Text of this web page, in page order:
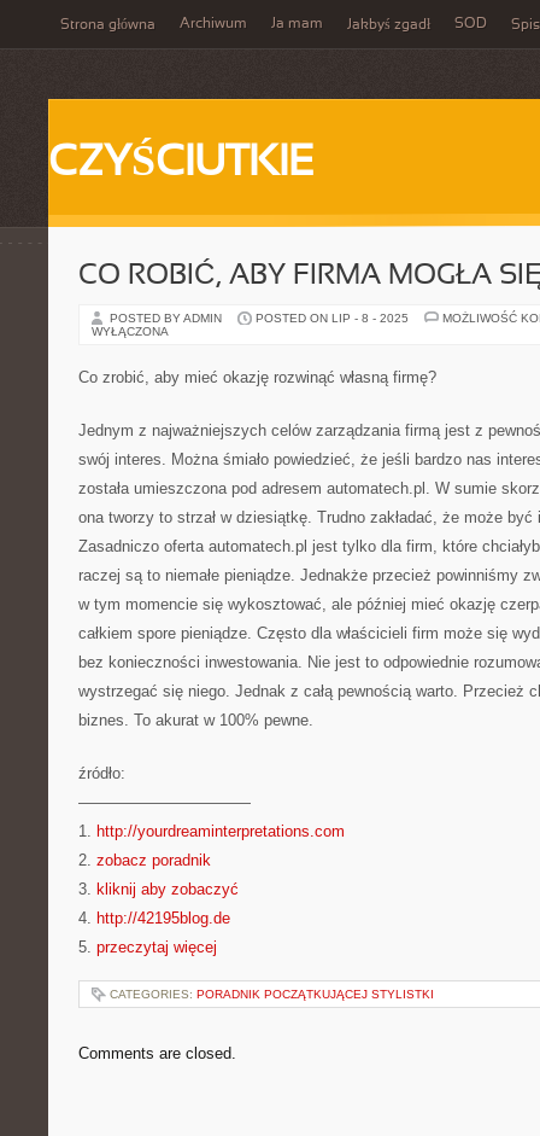
Strona główna Archiwum Ja mam Jakbyś zgadł SOD
CZYŚCIUTKIE
CO ROBIĆ, ABY FIRMA MOGŁA
POSTED BY ADMIN POSTED ON LIP - 8 - 2025
MOŻLIWOŚĆ
WYŁĄCZONA
Co zrobić, aby mieć okazję rozwinąć własną firmę?
Jednym z najważniejszych celów zarządzania firmą jest z
swój interes. Można śmiało powiedzieć, że jeśli bardzo nas
została umieszczona pod adresem automatech.pl. W sumie
ona tworzy to strzał w dziesiątkę. Trudno zakładać, że może być
Zasadniczo oferta automatech.pl jest tylko dla firm, które
raczej są to niemałe pieniądze. Jednakże przecież powinniśmy
w tym momencie się wykosztować, ale później mieć okazję
całkiem spore pieniądze. Często dla właścicieli firm może się
bez konieczności inwestowania. Nie jest to odpowiednie
wystrzegać się niego. Jednak z całą pewnością warto. Przecież
biznes. To akurat w 100% pewne.
źródło:
———————————
1. http://yourdreaminterpretations.com
2. zobacz poradnik
3. kliknij aby zobaczyć
4. http://42195blog.de
5. przeczytaj więcej
CATEGORIES: PORADNIK POCZĄTKUJĄCEJ STYLISTKI
Comments are closed.